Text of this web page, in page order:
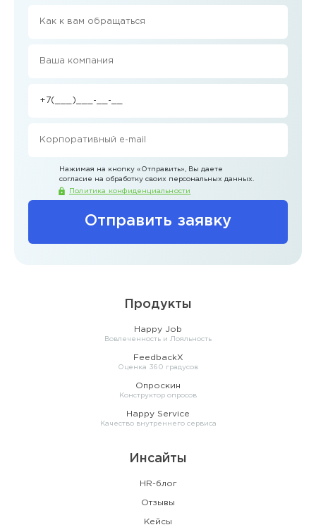
Отправить заявку
Нажимая на кнопку «Отправить» , Вы даете
согласие на обработку своих персональных данных.
Политика конфиденциальности
Продукты
Happy Job
Вовлеченность и Лояльность
FeedbackX
Оценка 360 градусов
Опроскин
Конструктор опросов
Happy Service
Качество внутреннего сервиса
Инсайты
HR-блог
Отзывы
Кейсы